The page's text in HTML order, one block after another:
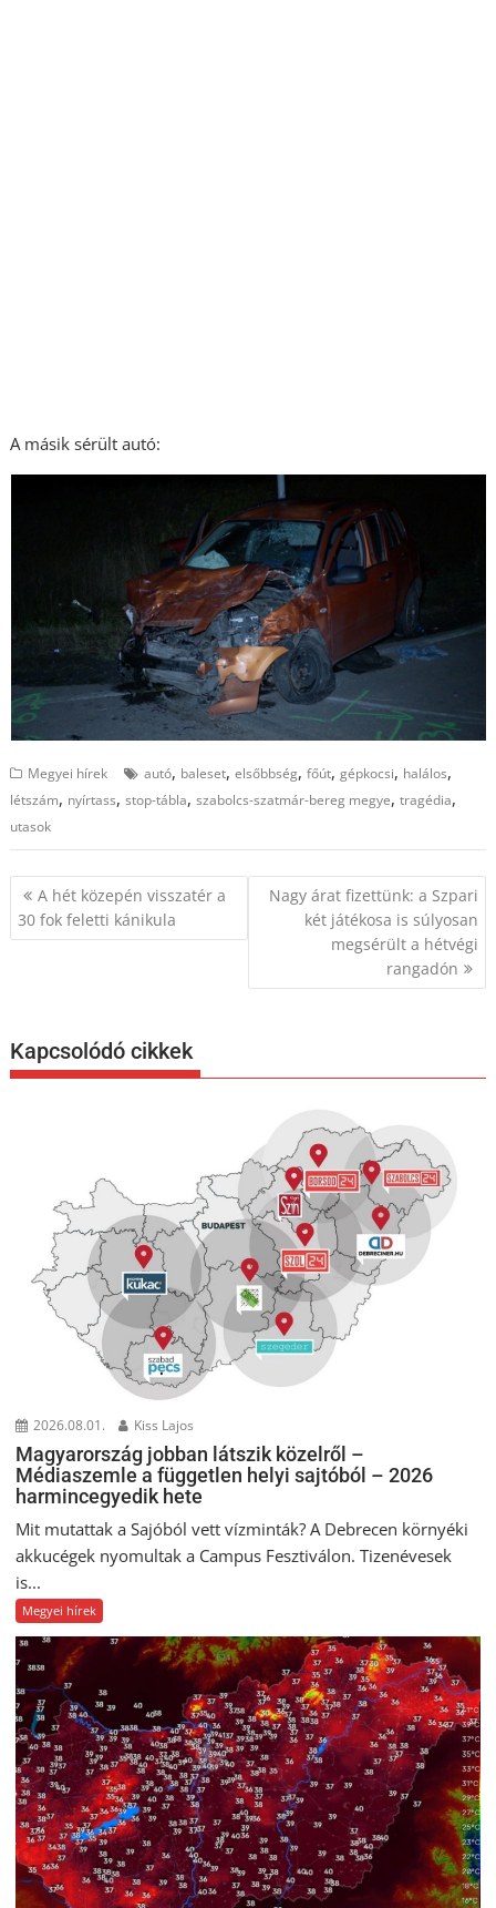
A másik sérült autó:
Megyei hírek autó, baleset,elsőbbség,főút,gépkocsi, halálos,
létszám, nyírtass,stop-tábla,szabolcs-szatmár-bereg megye,tragédia,
utasok
Bejegyzés
navigáció
A hét közepén visszatér a
30 fok feletti kánikula
Nagy árat fizettünk: a Szpari
két játékosa is súlyosan
megsérült a hétvégi
rangadón
Kapcsolódó cikkek
2026.08.01. Kiss Lajos
Magyarország jobban látszik közelről –
Médiaszemle a független helyi sajtóból – 2026
harmincegyedik hete
Mit mutattak a Sajóból vett vízminták? A Debrecen környéki
akkucégek nyomultak a Campus Fesztiválon. Tizenévesek
is...
Megyei hírek